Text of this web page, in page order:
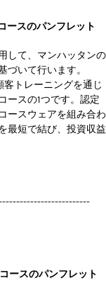
スのパンフレット
して、マンハッタンの
づいて行います。
トレーニングを通じ
ースの1つです。認定
ースウェアを組み合わ
最短で結び、投資収益
ースのパンフレット